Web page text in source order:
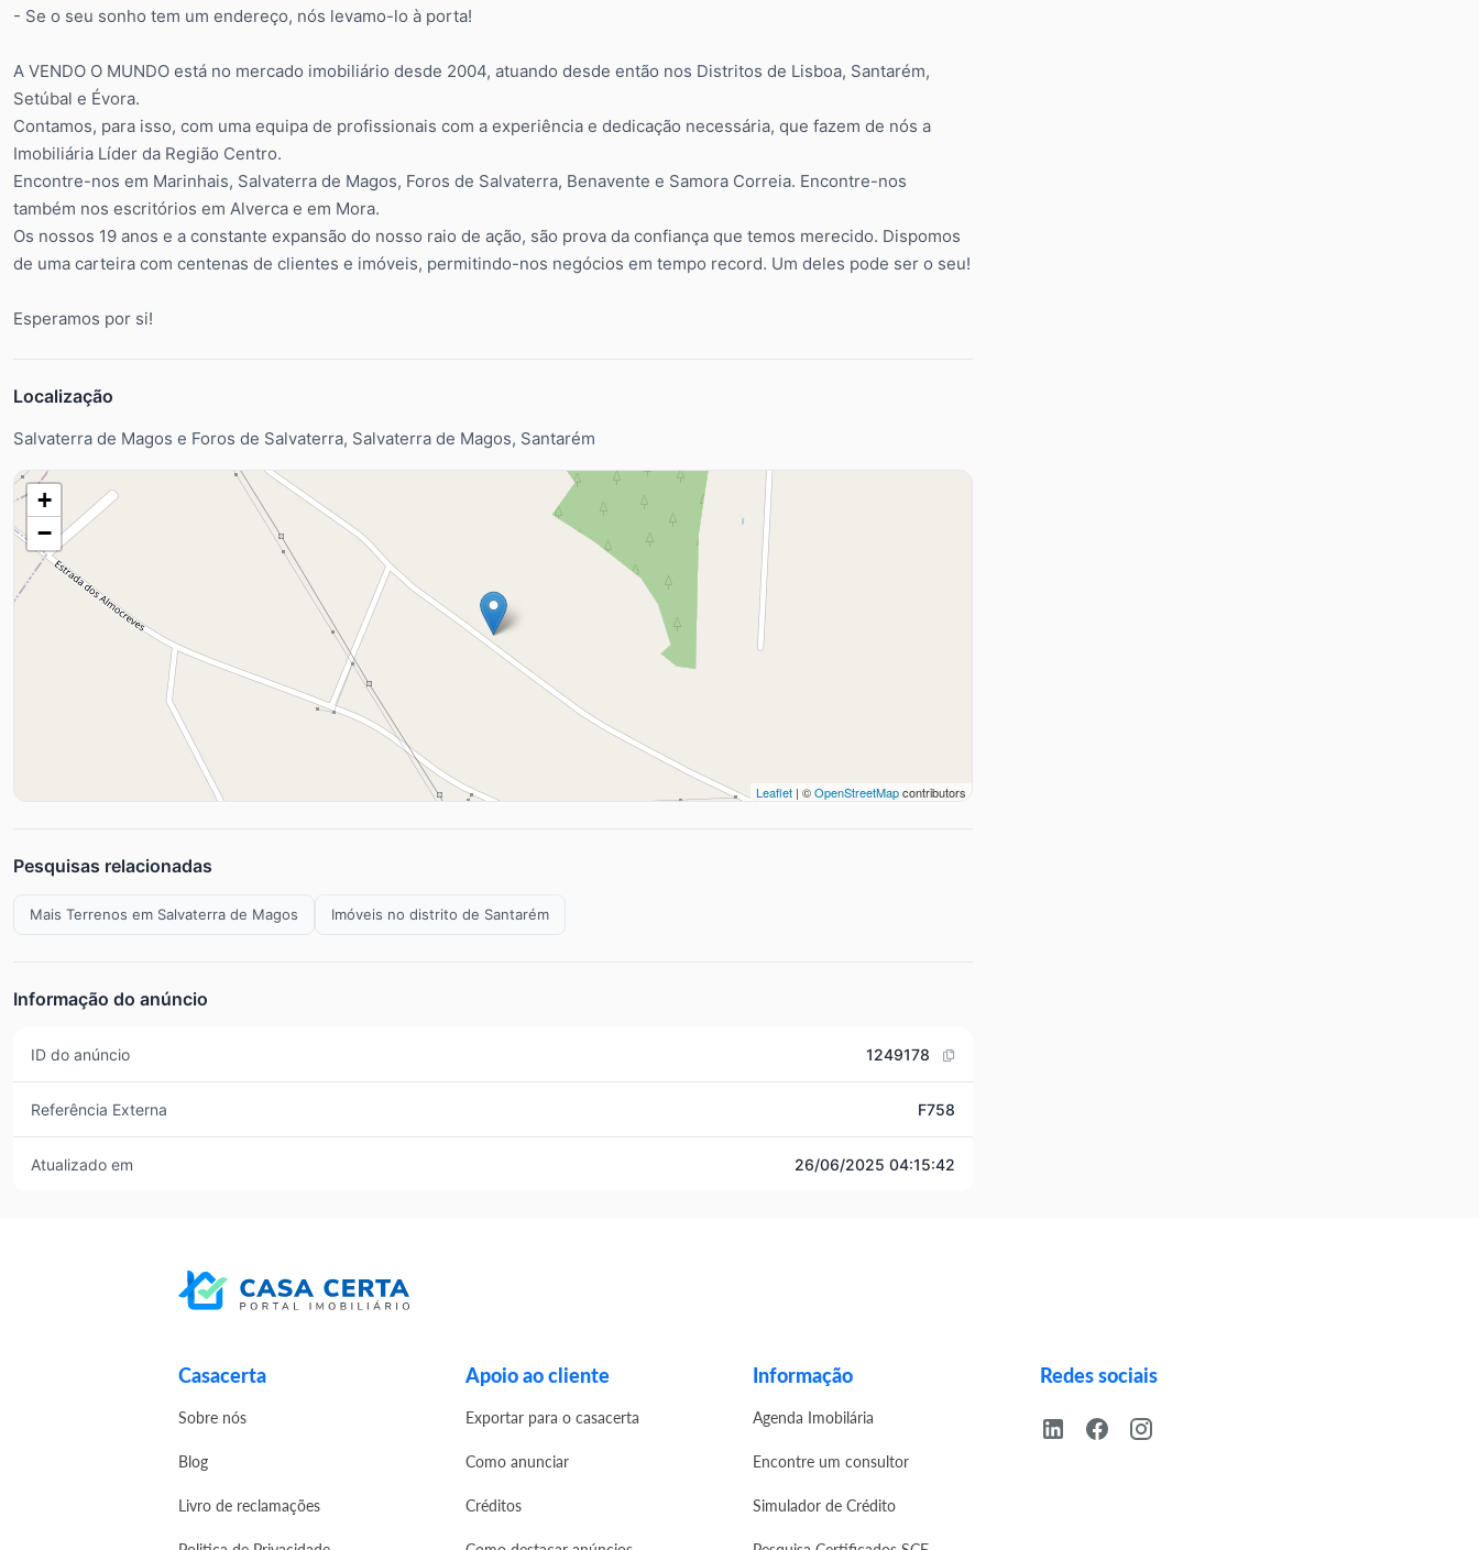
- Se o seu sonho tem um endereço, nós levamo-lo à porta!
A VENDO O MUNDO está no mercado imobiliário desde 2004, atuando desde então nos Distritos de Lisboa, Santarém,
Setúbal e Évora.
Contamos, para isso, com uma equipa de profissionais com a experiência e dedicação necessária, que fazem de nós a
Imobiliária Líder da Região Centro.
Encontre-nos em Marinhais, Salvaterra de Magos, Foros de Salvaterra, Benavente e Samora Correia. Encontre-nos
também nos escritórios em Alverca e em Mora.
Os nossos 19 anos e a constante expansão do nosso raio de ação, são prova da confiança que temos merecido. Dispomos
de uma carteira com centenas de clientes e imóveis, permitindo-nos negócios em tempo record. Um deles pode ser o seu!
Esperamos por si!
Localização
Salvaterra de Magos e Foros de Salvaterra, Salvaterra de Magos, Santarém
+
−
Leaflet | ©OpenStreetMapcontributors
Pesquisas relacionadas
Mais Terrenos em Salvaterra de Magos Imóveis no distrito de Santarém
Informação do anúncio
ID do anúncio 1249178
Referência Externa F758
Atualizado em 26/06/2025 04:15:42
Casacerta
Sobre nós
Blog
Livro de reclamações
Apoio ao cliente
Exportar para o casacerta
Como anunciar
Créditos
Informação
Agenda Imobilária
Encontre um consultor
Simulador de Crédito
Redes sociais